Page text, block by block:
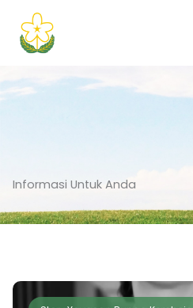
content
Informasi Untuk Anda